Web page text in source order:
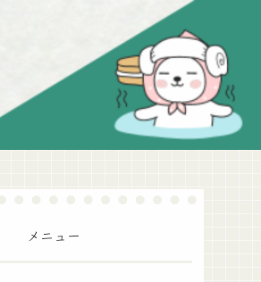
メニュー